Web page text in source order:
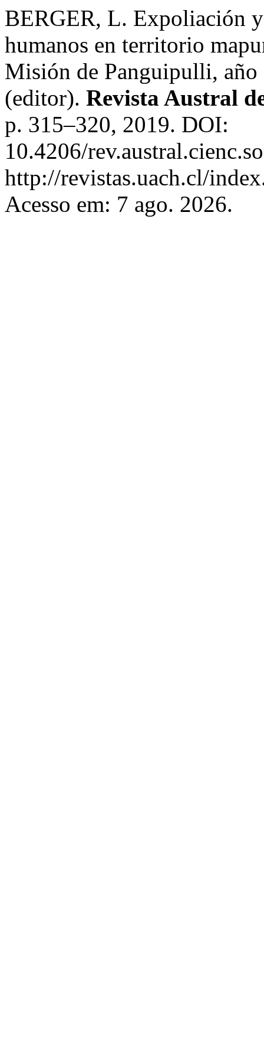
BERGER, L. Expoliación
humanos en territorio
Misión de Panguipulli, año
(editor). Revista Austral
p. 315–320, 2019. DOI:
10.4206/
http://revistas.uach.cl/
Acesso em: 7 ago. 2026.